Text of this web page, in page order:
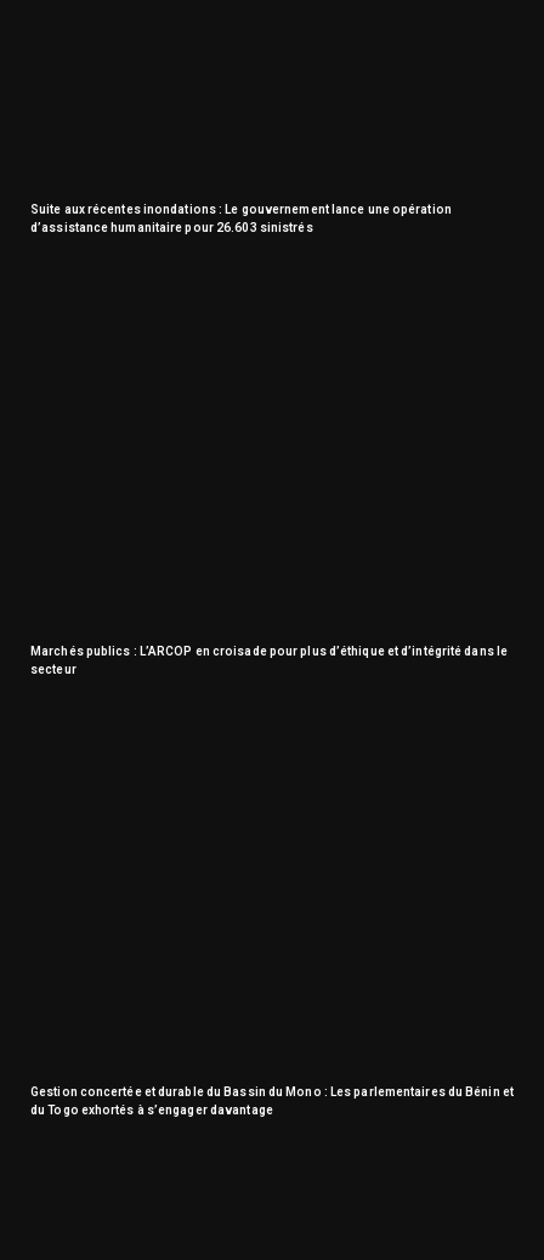
Suite aux récentes inondations : Le gouvernement lance une opération
d’assistance humanitaire pour 26.603 sinistrés
Marchés publics : L’ARCOP en croisade pour plus d’éthique et d’intégrité dans le
secteur
Gestion concertée et durable du Bassin du Mono : Les parlementaires du Bénin et
du Togo exhortés à s’engager davantage